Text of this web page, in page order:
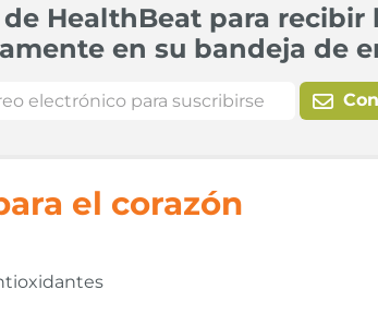
HealthBeat para
en su bandeja de
el corazón